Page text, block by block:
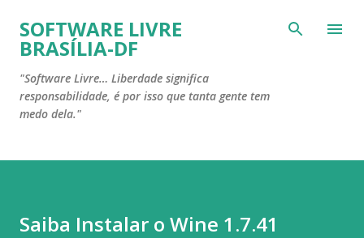
Pular para o conteúdo principal
SOFTWARE LIVRE
BRASÍLIA-DF
"Software Livre… Liberdade significa
responsabilidade, é por isso que tanta gente tem
medo dela."
Saiba Instalar o Wine 1.7.41